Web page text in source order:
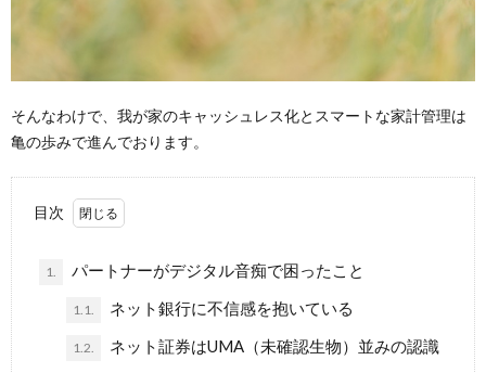
そんなわけで、我が家のキャッシュレス化とスマートな家計管理は
亀の歩みで進んでおります。
目次
1. パートナーがデジタル音痴で困ったこと
1.1. ネット銀行に不信感を抱いている
1.2. ネット証券はUMA（未確認生物）並みの認識